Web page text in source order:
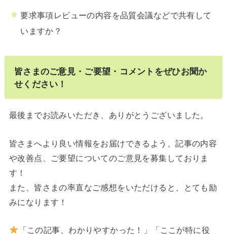
要求事項レビューの内容を品質会議などで共有して
いますか？
皆さまのご意見・ご要望・コメントをぜひお聞か
せください！
最後までお読みいただき、ありがとうございました。
皆さまへより良い情報をお届けできるよう、記事の内容
や改善点、ご要望についてのご意見を募集しておりま
す！
また、皆さまの率直なご感想をいただけると、とても励
みになります！
「この記事、わかりやすかった！」「ここが特に役